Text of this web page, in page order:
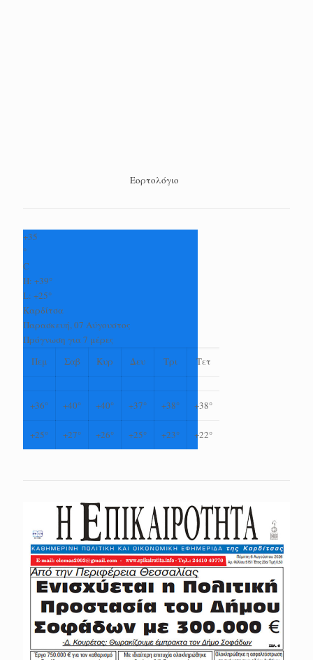
Εορτολόγιο
+35
°
C
H: +39°
L: +25°
Καρδίτσα
Παρασκευή, 07 Αύγουστος
Πρόγνωση για 7 μέρες
Πεμ
Σαβ Κυρ Δευ Τρι Τετ
+36° +40° +40° +37° +38° +38°
+25° +27° +26° +25° +23° +22°